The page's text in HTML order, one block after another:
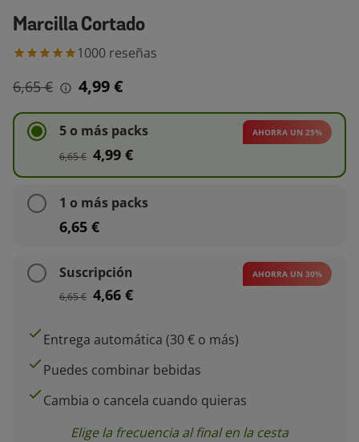
Marcilla Cortado
1000 reseñas
6,65 € 4,99 €
5 o más packs AHORRA UN 25%
6,65 € 4,99 €
1 o más packs
6,65 €
Suscripción AHORRA UN 30%
6,65 € 4,66 €
Entrega automática (30 € o más)
Puedes combinar bebidas
Cambia o cancela cuando quieras
Elige la frecuencia al final en la cesta